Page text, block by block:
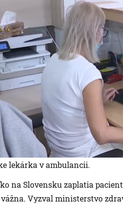
lekárka v ambulancii.
na Slovensku zaplatia
Vyzval ministerstvo